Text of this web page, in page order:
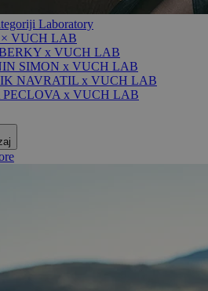
Laboratory
VUCH LAB
x VUCH LAB
SIMON x VUCH LAB
NAVRATIL x VUCH LAB
x VUCH LAB